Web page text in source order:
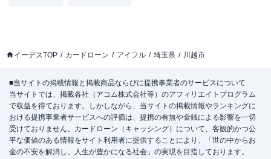
イーデスTOP カードローン アイフル 埼玉県 川越市
■当サイトの掲載情報と掲載商品ならびに提携事業者のサービスについて
当サイトでは、掲載各社（アコム株式会社等）のアフィリエイトプログラム
で収益を得ております。しかしながら、当サイトの掲載情報やランキングに
おける提携事業者サービスへの評価は、提携の有無や金銭による影響を一切
受けておりません。カードローン（キャッシング）について、客観的かつ公
平な価値のある情報をサイト利用者に提供することにより、「世の中からお
金の不安を解消し、人生が豊かになる社会」の実現を目指しております。